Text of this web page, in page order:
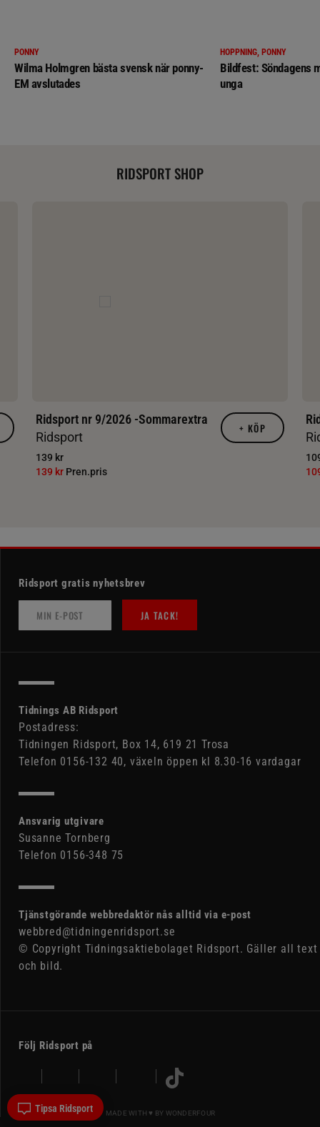
PONNY
Wilma Holmgren bästa svensk när ponny-
EM avslutades
HOPPNING, PONNY
Bildfest: Söndagens
unga
RIDSPORT SHOP
Ridsport nr 9/2026 -Sommarextra
Ridsport
139 kr
139 kr Pren.pris
+ KÖP
Tipsa Ridsport
Ridsport gratis nyhetsbrev
JA TACK!
Tidnings AB Ridsport
Postadress:
Tidningen Ridsport, Box 14, 619 21 Trosa
Telefon 0156-132 40, växeln öppen kl 8.30-16 vardagar
Ansvarig utgivare
Susanne Tornberg
Telefon 0156-348 75
Tjänstgörande webbredaktör nås alltid via e-post
webbred@tidningenridsport.se
© Copyright Tidningsaktiebolaget Ridsport. Gäller all text
och bild.
Följ Ridsport på
MADE WITH ♥ BY WONDERFOUR